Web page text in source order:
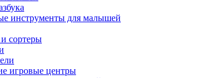
инструменты для малышей
сортеры
игровые центры